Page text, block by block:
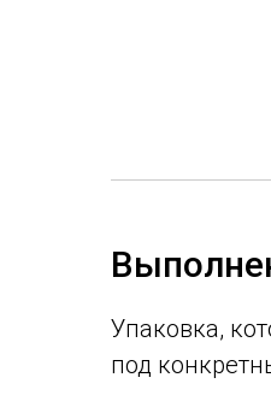
Упаковка,
под